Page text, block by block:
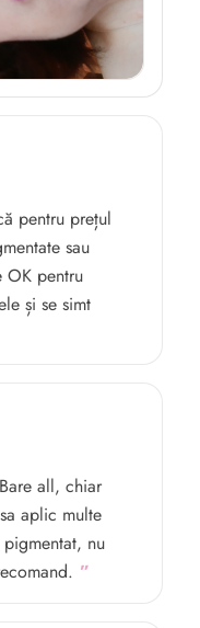
pentru prețul
sau
OK pentru
și se simt
all, chiar
aplic multe
nu